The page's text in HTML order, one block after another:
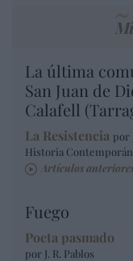
La última
San Juan de
Calafell
La Resistencia por
Historia
Artículos
Fuego
Poeta pasmado
por J. R. Pablos